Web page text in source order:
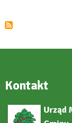
Kontakt
Urząd